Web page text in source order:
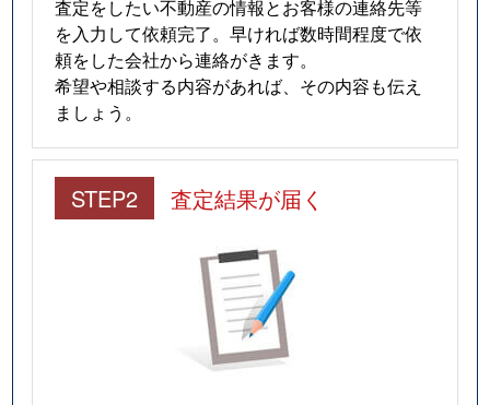
査定をしたい不動産の情報とお客様の連絡先等
を入力して依頼完了。早ければ数時間程度で依
頼をした会社から連絡がきます。
希望や相談する内容があれば、その内容も伝え
ましょう。
STEP2 査定結果が届く